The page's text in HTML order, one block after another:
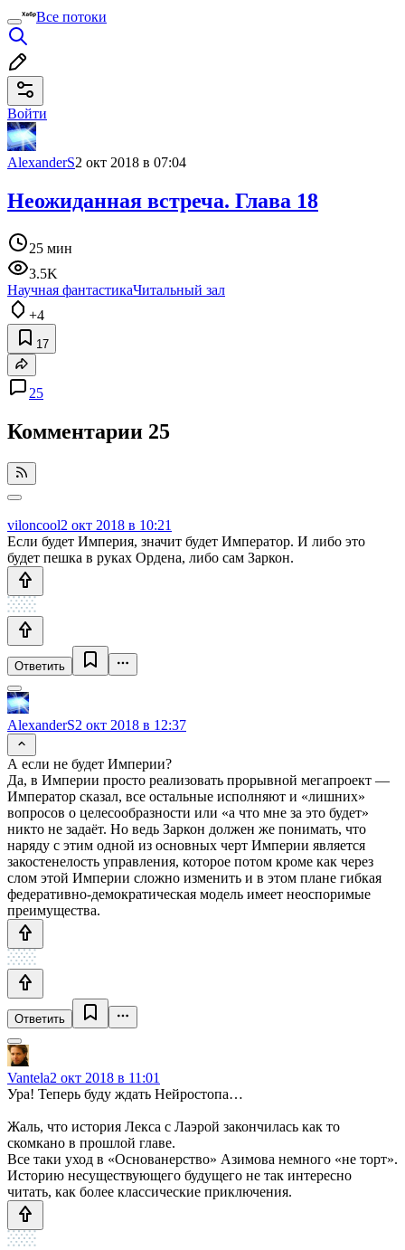
Все потоки
Войти
AlexanderS2 окт 2018 в 07:04
Неожиданная встреча. Глава 18
25 мин
3.5K
Научная фантастикаЧитальный зал
+4
17
25
Комментарии 25
viloncool2 окт 2018 в 10:21
Если будет Империя, значит будет Император. И либо это
будет пешка в руках Ордена, либо сам Заркон.
Ответить
AlexanderS2 окт 2018 в 12:37
А если не будет Империи?
Да, в Империи просто реализовать прорывной мегапроект —
Император сказал, все остальные исполняют и «лишних»
вопросов о целесообразности или «а что мне за это будет»
никто не задаёт. Но ведь Заркон должен же понимать, что
наряду с этим одной из основных черт Империи является
закостенелость управления, которое потом кроме как через
слом этой Империи сложно изменить и в этом плане гибкая
федеративно-демократическая модель имеет неоспоримые
преимущества.
Ответить
Vantela2 окт 2018 в 11:01
Ура! Теперь буду ждать Нейростопа…
Жаль, что история Лекса с Лаэрой закончилась как то
скомкано в прошлой главе.
Все таки уход в «Основанерство» Азимова немного «не торт».
Историю несуществующего будущего не так интересно
читать, как более классические приключения.